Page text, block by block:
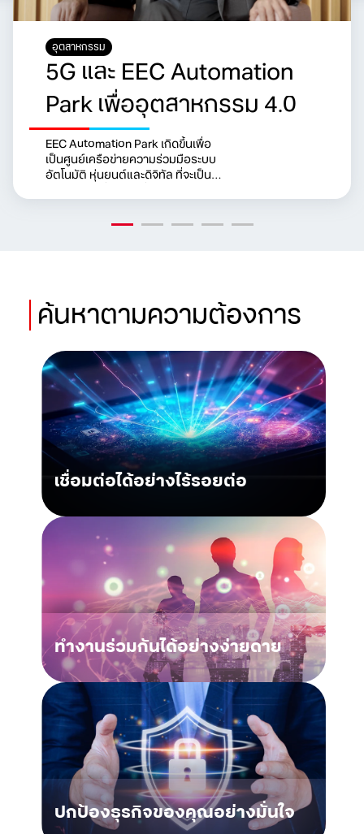
อุตสาหกรรม
5G และ EEC Automation
Park เพื่ออุตสาหกรรม 4.0
EEC Automation Park เกิดขึ้นเพื่อ
เป็นศูนย์เครือข่ายความร่วมมือระบบ
อัตโนมัติ หุ่นยนต์และดิจิทัล ที่จะเป็น
โรงงานอัจฉริยะ เมื่อเสริมด้วยการใช้
ค้นหาตามความต้องการ
เชื่อมต่อได้อย่างไร้รอยต่อ
ทำงานร่วมกันได้อย่างง่ายดาย
ปกป้องธุรกิจของคุณอย่างมั่นใจ